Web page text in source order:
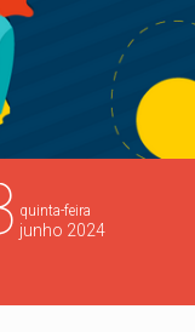
quinta-feira
junho 2024